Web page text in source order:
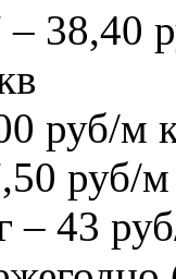
38,40
руб/м
руб/
– 43